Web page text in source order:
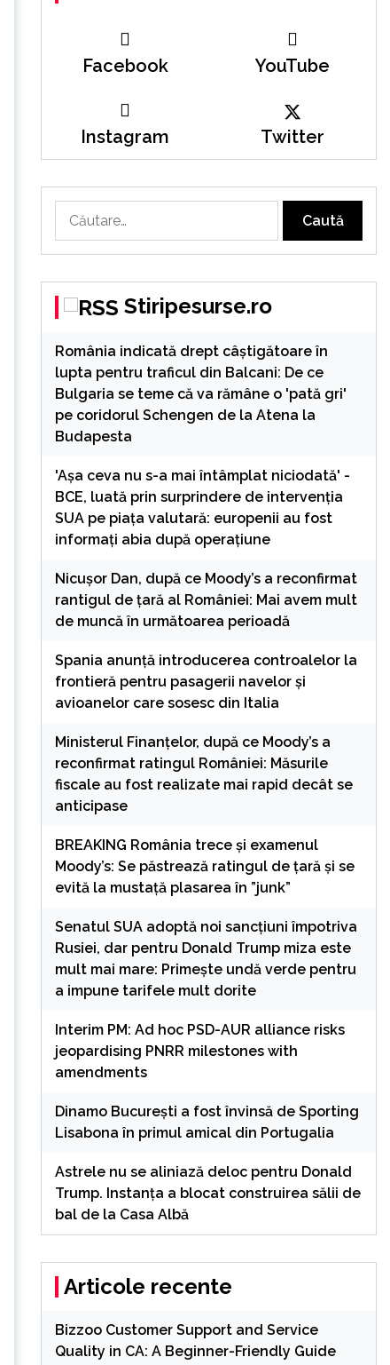
Facebook YouTube
Instagram Twitter
după:
Stiripesurse.ro
România indicată drept câștigătoare în
lupta pentru traficul din Balcani: De ce
Bulgaria se teme că va rămâne o 'pată gri'
pe coridorul Schengen de la Atena la
Budapesta
'Așa ceva nu s-a mai întâmplat niciodată' -
BCE, luată prin surprindere de intervenția
SUA pe piața valutară: europenii au fost
informați abia după operațiune
Nicușor Dan, după ce Moody’s a reconfirmat
rantigul de țară al României: Mai avem mult
de muncă în următoarea perioadă
Spania anunță introducerea controalelor la
frontieră pentru pasagerii navelor și
avioanelor care sosesc din Italia
Ministerul Finanțelor, după ce Moody’s a
reconfirmat ratingul României: Măsurile
fiscale au fost realizate mai rapid decât se
anticipase
BREAKING România trece și examenul
Moody’s: Se păstrează ratingul de țară și se
evită la mustață plasarea în ”junk”
Senatul SUA adoptă noi sancțiuni împotriva
Rusiei, dar pentru Donald Trump miza este
mult mai mare: Primește undă verde pentru
a impune tarifele mult dorite
Interim PM: Ad hoc PSD-AUR alliance risks
jeopardising PNRR milestones with
amendments
Dinamo București a fost învinsă de Sporting
Lisabona în primul amical din Portugalia
Astrele nu se aliniază deloc pentru Donald
Trump. Instanța a blocat construirea sălii de
bal de la Casa Albă
Articole recente
Bizzoo Customer Support and Service
Quality in CA: A Beginner-Friendly Guide